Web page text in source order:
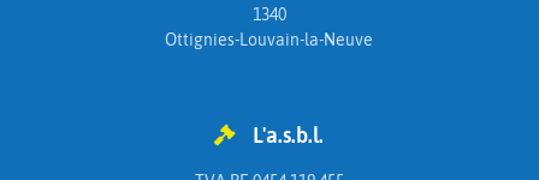
1340
Ottignies-Louvain-la-Neuve
L'a.s.b.l.